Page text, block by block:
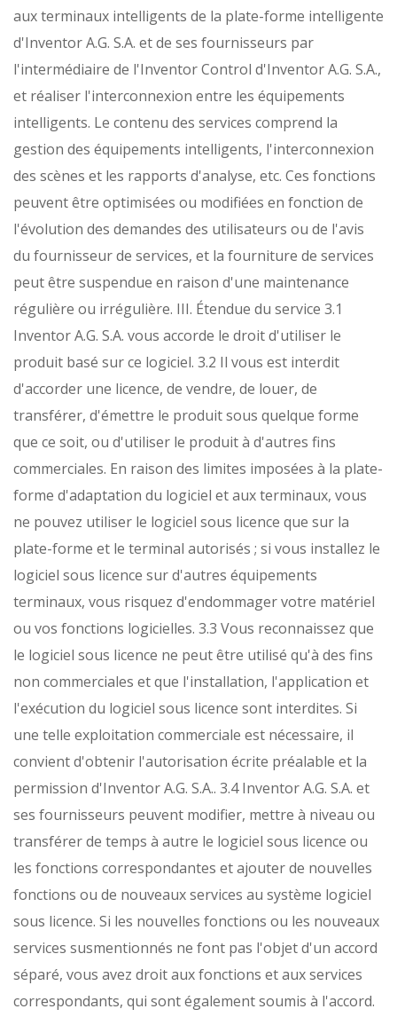
aux terminaux intelligents de la plate-forme intelligente
d'Inventor A.G. S.A. et de ses fournisseurs par
l'intermédiaire de l'Inventor Control d'Inventor A.G. S.A.,
et réaliser l'interconnexion entre les équipements
intelligents. Le contenu des services comprend la
gestion des équipements intelligents, l'interconnexion
des scènes et les rapports d'analyse, etc. Ces fonctions
peuvent être optimisées ou modifiées en fonction de
l'évolution des demandes des utilisateurs ou de l'avis
du fournisseur de services, et la fourniture de services
peut être suspendue en raison d'une maintenance
régulière ou irrégulière. III. Étendue du service 3.1
Inventor A.G. S.A. vous accorde le droit d'utiliser le
produit basé sur ce logiciel. 3.2 Il vous est interdit
d'accorder une licence, de vendre, de louer, de
transférer, d'émettre le produit sous quelque forme
que ce soit, ou d'utiliser le produit à d'autres fins
commerciales. En raison des limites imposées à la plate-
forme d'adaptation du logiciel et aux terminaux, vous
ne pouvez utiliser le logiciel sous licence que sur la
plate-forme et le terminal autorisés ; si vous installez le
logiciel sous licence sur d'autres équipements
terminaux, vous risquez d'endommager votre matériel
ou vos fonctions logicielles. 3.3 Vous reconnaissez que
le logiciel sous licence ne peut être utilisé qu'à des fins
non commerciales et que l'installation, l'application et
l'exécution du logiciel sous licence sont interdites. Si
une telle exploitation commerciale est nécessaire, il
convient d'obtenir l'autorisation écrite préalable et la
permission d'Inventor A.G. S.A.. 3.4 Inventor A.G. S.A. et
ses fournisseurs peuvent modifier, mettre à niveau ou
transférer de temps à autre le logiciel sous licence ou
les fonctions correspondantes et ajouter de nouvelles
fonctions ou de nouveaux services au système logiciel
sous licence. Si les nouvelles fonctions ou les nouveaux
services susmentionnés ne font pas l'objet d'un accord
séparé, vous avez droit aux fonctions et aux services
correspondants, qui sont également soumis à l'accord.